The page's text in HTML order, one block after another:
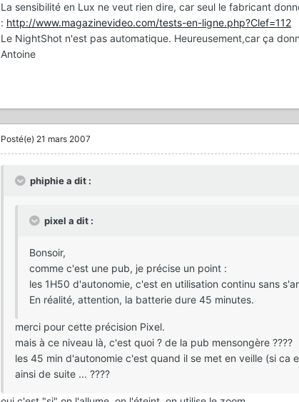
La sensibilité en Lux ne veut rien dire, car seul le fabricant
: http://www.magazinevideo.com/tests-en-ligne.php?Clef=112
Le NightShot n'est pas automatique. Heureusement,car ça
Antoine
Posté(e) 21 mars 2007
phiphie a dit :
pixel a dit :
Bonsoir,
comme c'est une pub, je précise un point :
les 1H50 d'autonomie, c'est en utilisation continu sans
En réalité, attention, la batterie dure 45 minutes.
merci pour cette précision Pixel.
mais à ce niveau là, c'est quoi ? de la pub mensongère ????
les 45 min d'autonomie c'est quand il se met en veille (si ca
ainsi de suite ... ????